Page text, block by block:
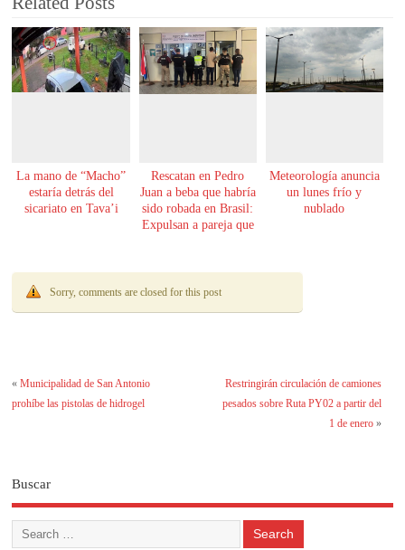
La mano de “Macho”
estaría detrás del
sicariato en Tava’i
Rescatan en Pedro
Juan a beba que habría
sido robada en Brasil:
Expulsan a pareja que
Meteorología anuncia
un lunes frío y
nublado
Sorry, comments are closed for this post
«Municipalidad de San Antonio
prohíbe las pistolas de hidrogel
Restringirán circulación de camiones
pesados sobre Ruta PY02 a partir del
1 de enero»
Buscar